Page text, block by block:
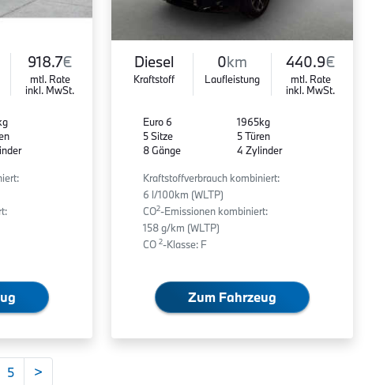
918.7€
mtl. Rate
inkl. MwSt.
Diesel
Kraftstoff
0km
Laufleistung
440.9€
mtl. Rate
inkl. MwSt.
Euro 6
5 Sitze
8 Gänge
1965kg
5 Türen
4 Zylinder
Kraftstoffverbrauch kombiniert:
6 l/100km (WLTP)
CO2-Emissionen kombiniert:
158 g/km (WLTP)
CO 2-Klasse: F
Zum Fahrzeug
5 >